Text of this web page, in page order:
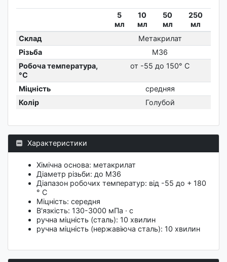
5
мл
10
мл
50
мл
250
мл
Склад
Метакрилат
Різьба
М36
Робоча температура,
°C
от -55 до 150° C
Міцність
средняя
Колір
Голубой
Характеристики
Хімічна основа: метакрилат
Діаметр різьби: до М36
Діапазон робочих температур: від -55 до + 180
° С
Міцність: середня
В'язкість: 130-3000 мПа · с
ручна міцність (сталь): 10 хвилин
ручна міцність (нержавіюча сталь): 10 хвилин